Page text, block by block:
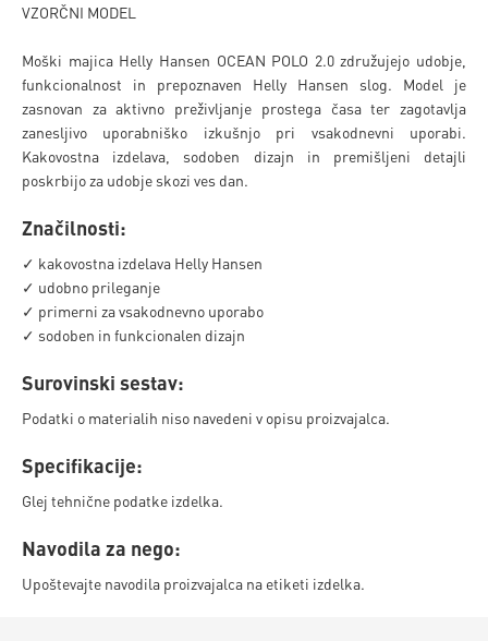
VZORČNI MODEL
Moški majica Helly Hansen OCEAN POLO 2.0 združujejo udobje,
funkcionalnost in prepoznaven Helly Hansen slog. Model je
zasnovan za aktivno preživljanje prostega časa ter zagotavlja
zanesljivo uporabniško izkušnjo pri vsakodnevni uporabi.
Kakovostna izdelava, sodoben dizajn in premišljeni detajli
poskrbijo za udobje skozi ves dan.
Značilnosti:
✓ kakovostna izdelava Helly Hansen
✓ udobno prileganje
✓ primerni za vsakodnevno uporabo
✓ sodoben in funkcionalen dizajn
Surovinski sestav:
Podatki o materialih niso navedeni v opisu proizvajalca.
Specifikacije:
Glej tehnične podatke izdelka.
Navodila za nego:
Upoštevajte navodila proizvajalca na etiketi izdelka.